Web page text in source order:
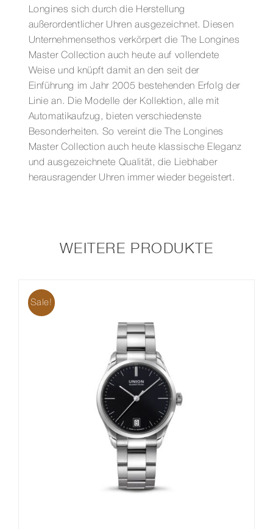
Longines sich durch die Herstellung
außerordentlicher Uhren ausgezeichnet. Diesen
Unternehmensethos verkörpert die The Longines
Master Collection auch heute auf vollendete
Weise und knüpft damit an den seit der
Einführung im Jahr 2005 bestehenden Erfolg der
Linie an. Die Modelle der Kollektion, alle mit
Automatikaufzug, bieten verschiedenste
Besonderheiten. So vereint die The Longines
Master Collection auch heute klassische Eleganz
und ausgezeichnete Qualität, die Liebhaber
herausragender Uhren immer wieder begeistert.
WEITERE PRODUKTE
Sale!